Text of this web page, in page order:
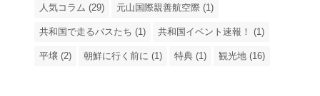
人気コラム (29) 元山国際親善航空際 (1)
共和国で走るバスたち (1) 共和国イベント速報！ (1)
平壌 (2) 朝鮮に行く前に (1) 特典 (1) 観光地 (16)